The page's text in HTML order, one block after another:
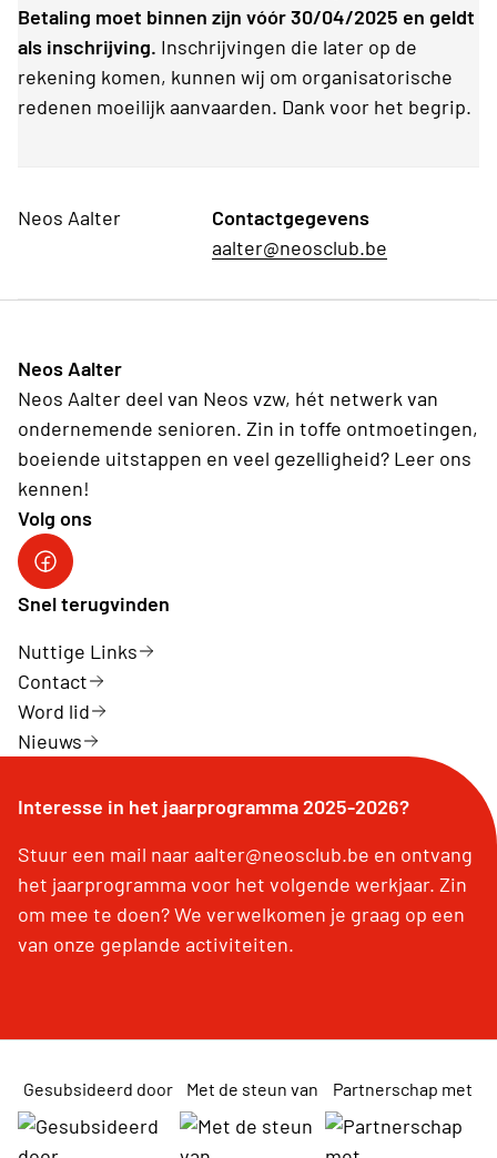
Betaling moet binnen zijn vóór 30/04/2025 en geldt
als inschrijving. Inschrijvingen die later op de
rekening komen, kunnen wij om organisatorische
redenen moeilijk aanvaarden. Dank voor het begrip.
Neos Aalter
Contactgegevens
aalter@neosclub.be
Neos Aalter
Neos Aalter deel van Neos vzw, hét netwerk van
ondernemende senioren. Zin in toffe ontmoetingen,
boeiende uitstappen en veel gezelligheid? Leer ons
kennen!
Volg ons
Link naar Neos Aalter Facebook
Snel terugvinden
Nuttige Links
Contact
Word lid
Nieuws
Interesse in het jaarprogramma 2025-2026?
Stuur een mail naar aalter@neosclub.be en ontvang
het jaarprogramma voor het volgende werkjaar. Zin
om mee te doen? We verwelkomen je graag op een
van onze geplande activiteiten.
Gesubsideerd door Met de steun van Partnerschap met